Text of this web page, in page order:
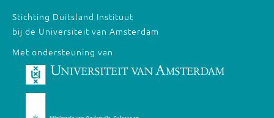
Stichting Duitsland Instituut
bij de Universiteit van Amsterdam
Met ondersteuning van